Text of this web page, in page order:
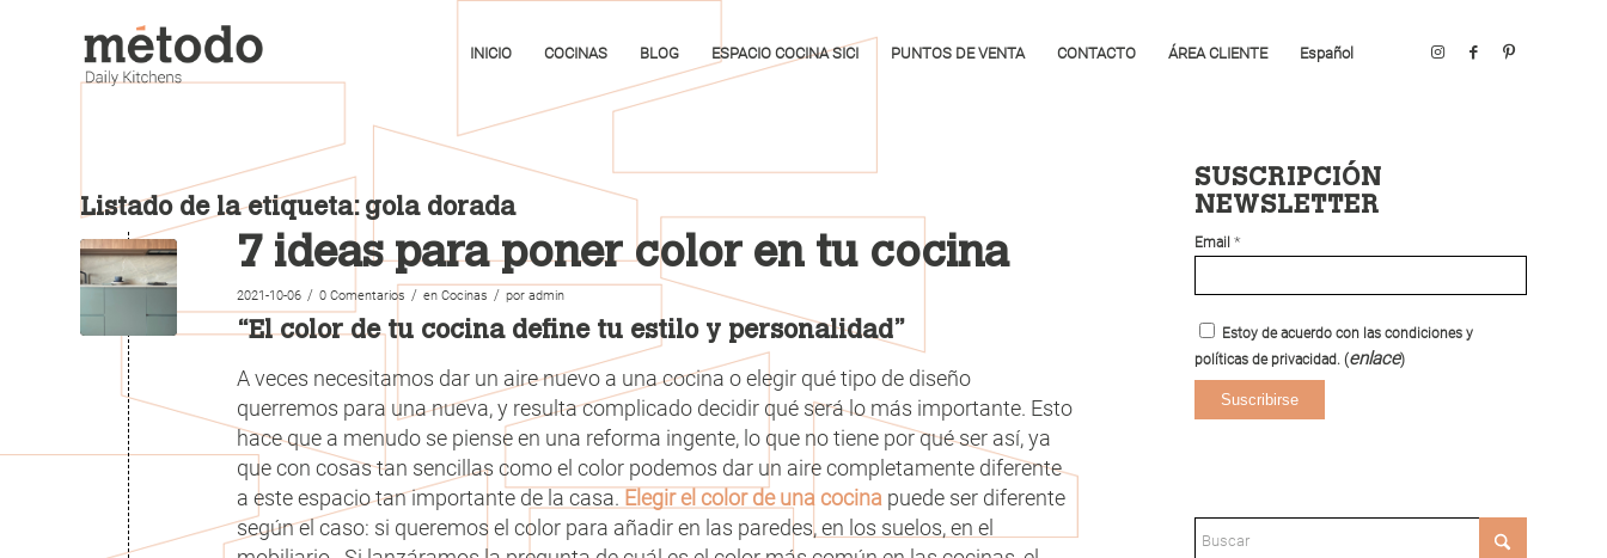
INICIO COCINAS BLOG ESPACIO COCINA SICI PUNTOS DE VENTA CONTACTO ÁREA CLIENTE Español
Listado de la etiqueta: gola dorada
7 ideas para poner color en tu cocina
2021-10-06 / 0 Comentarios / en Cocinas / por admin
“El color de tu cocina define tu estilo y personalidad”
A veces necesitamos dar un aire nuevo a una cocina o elegir qué tipo de diseño
querremos para una nueva, y resulta complicado decidir qué será lo más importante. Esto
hace que a menudo se piense en una reforma ingente, lo que no tiene por qué ser así, ya
que con cosas tan sencillas como el color podemos dar un aire completamente diferente
a este espacio tan importante de la casa. Elegir el color de una cocina puede ser diferente
según el caso: si queremos el color para añadir en las paredes, en los suelos, en el
SUSCRIPCIÓN
NEWSLETTER
Email*
Estoy de acuerdo con las condiciones y
políticas de privacidad. (enlace)